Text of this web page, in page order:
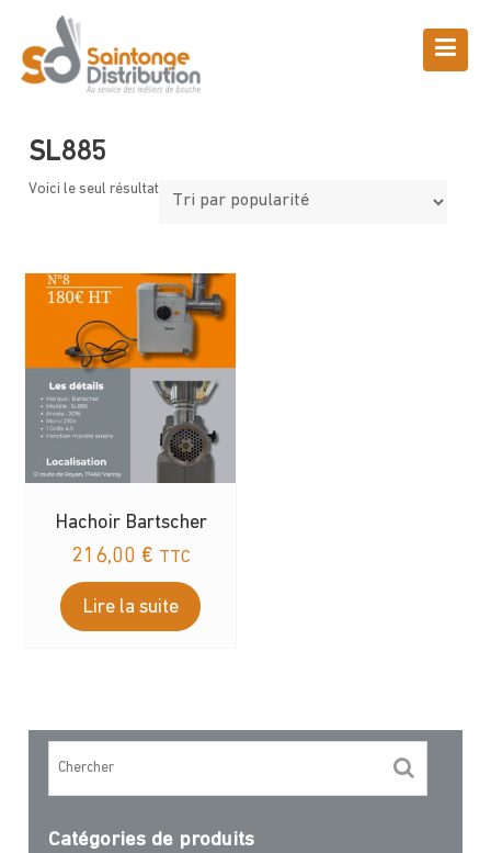
content
Boutique
SL885
Voici le seul résultat
Hachoir Bartscher
216,00 € TTC
Lire la suite
Catégories de produits